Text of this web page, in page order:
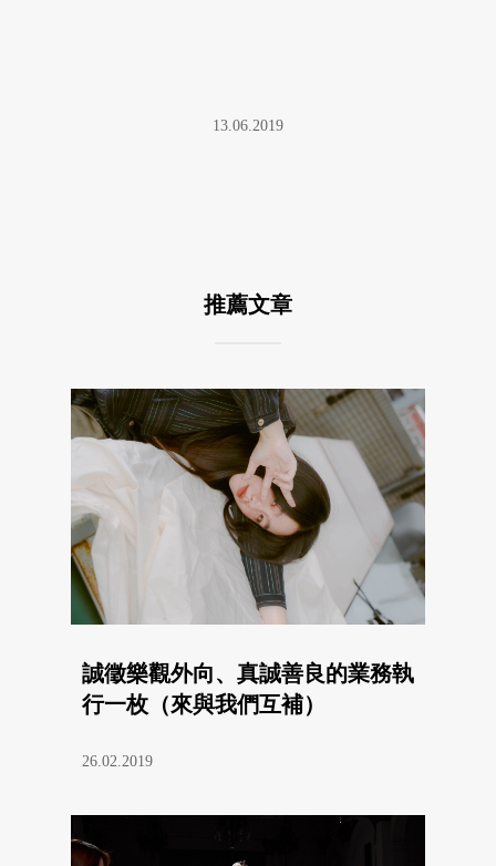
13.06.2019
推薦文章
誠徵樂觀外向、真誠善良的業務執
行一枚（來與我們互補）
26.02.2019